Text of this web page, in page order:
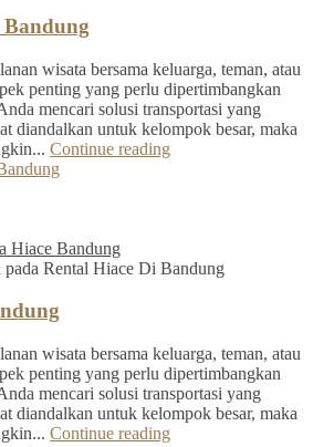
Bandung
wisata bersama keluarga, teman, atau
penting yang perlu dipertimbangkan
mencari solusi transportasi yang
diandalkan untuk kelompok besar, maka
Continue reading
Hiace Bandung
pada Rental Hiace Di Bandung
wisata bersama keluarga, teman, atau
penting yang perlu dipertimbangkan
mencari solusi transportasi yang
diandalkan untuk kelompok besar, maka
Continue reading